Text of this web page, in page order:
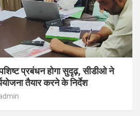
प्रबंधन होगा सुदृढ़, सीडीओ ने
तैयार करने के निर्देश